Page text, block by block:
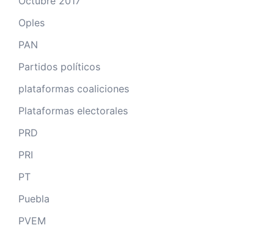
Oples
PAN
Partidos políticos
plataformas coaliciones
Plataformas electorales
PRD
PRI
PT
Puebla
PVEM